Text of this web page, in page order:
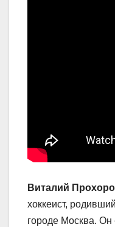
Виталий
хоккеист,
городе Москва. Он